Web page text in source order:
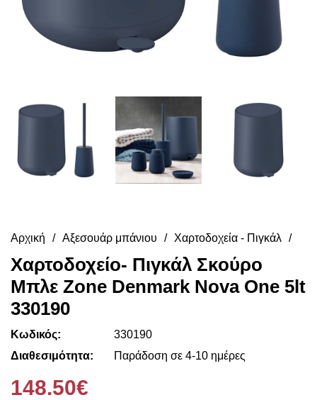
Αρχική Αξεσουάρ μπάνιου Χαρτοδοχεία - Πιγκάλ
Χαρτοδοχείο- Πιγκάλ Σκούρο
Μπλε Zone Denmark Nova One 5lt
330190
Κωδικός:
330190
Διαθεσιμότητα:
Παράδοση σε 4-10 ημέρες
148.50€